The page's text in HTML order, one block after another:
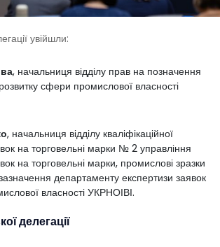
увійшли:
, начальниця відділу прав на позначення
сфери промислової власності
, начальниця відділу кваліфікаційної
на торговельні марки № 2 управління
на торговельні марки, промислові зразки
департаменту експертизи заявок
власності УКРНОІВІ.
делегації